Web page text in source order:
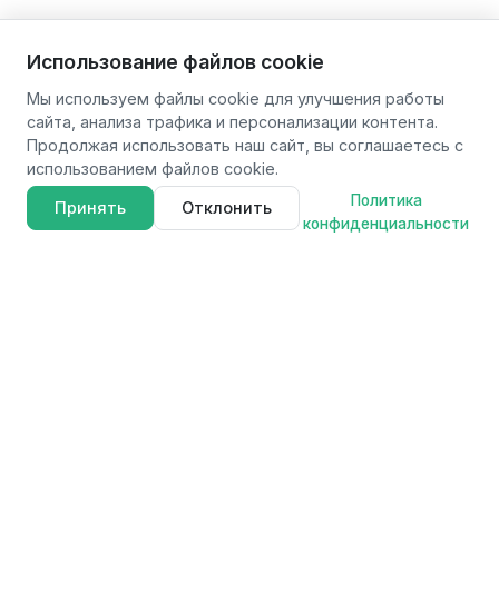
Использование файлов cookie
Мы используем файлы cookie для улучшения работы
сайта, анализа трафика и персонализации контента.
Продолжая использовать наш сайт, вы соглашаетесь с
использованием файлов cookie.
Принять Отклонить
Политика
конфиденциальности